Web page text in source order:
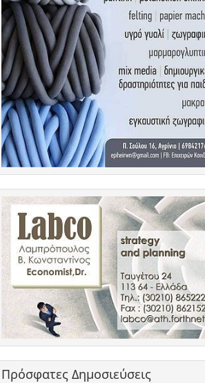
Πρόσφατες Δημοσιεύσεις